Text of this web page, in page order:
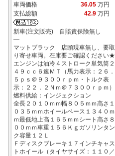
車両価格 36.05 万円
支払総額
42.9 万円
新車(注文販売) 自賠責保険無し
―
マットブラック 店頭現車無し、要取
り寄せ車両。在庫要ご確認ください★
エンジンは油冷４ストローク単気筒２
４９ｃｃ６速ＭＴ（馬力表示：２６．
５ｐｓ＠９３００ｒｐｍ・トルク表
示：２２．２Ｎｍ＠７３００ｒｐｍ）
燃料供給：インジェクション
全長２０１０ｍｍ幅８０５ｍｍ高さ１
０３５ｍｍホイールベース１３４０ｍ
ｍ最低地上高１６５ｍｍシート高さ８
００ｍｍ車重１５６Ｋｇガソリンタン
ク容量１２Ｌ
Ｆディスクブレーキ１７インチキャス
トホイール（タイヤサイズ：１１０／